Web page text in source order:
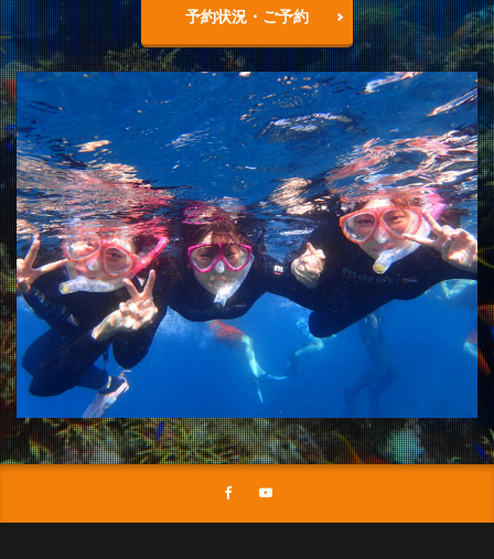
予約状況・ご予約